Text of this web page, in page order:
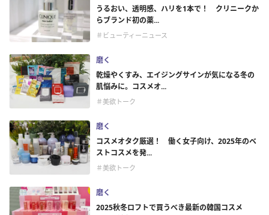
うるおい、透明感、ハリを1本で！ クリニークか
らブランド初の薬...
＃ビューティーニュース
磨く
乾燥やくすみ、エイジングサインが気になる冬の
肌悩みに。コスメオ...
＃美欲トーク
磨く
コスメオタク厳選！ 働く女子向け、2025年のベ
ストコスメを発...
＃美欲トーク
磨く
2025秋冬ロフトで買うべき最新の韓国コスメ